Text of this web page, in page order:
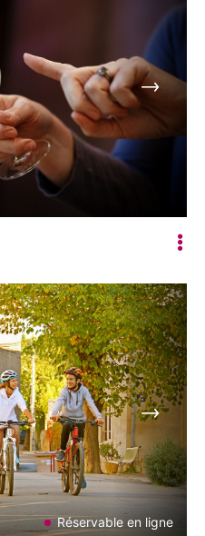
Suivant
Réservable en ligne
Suivant